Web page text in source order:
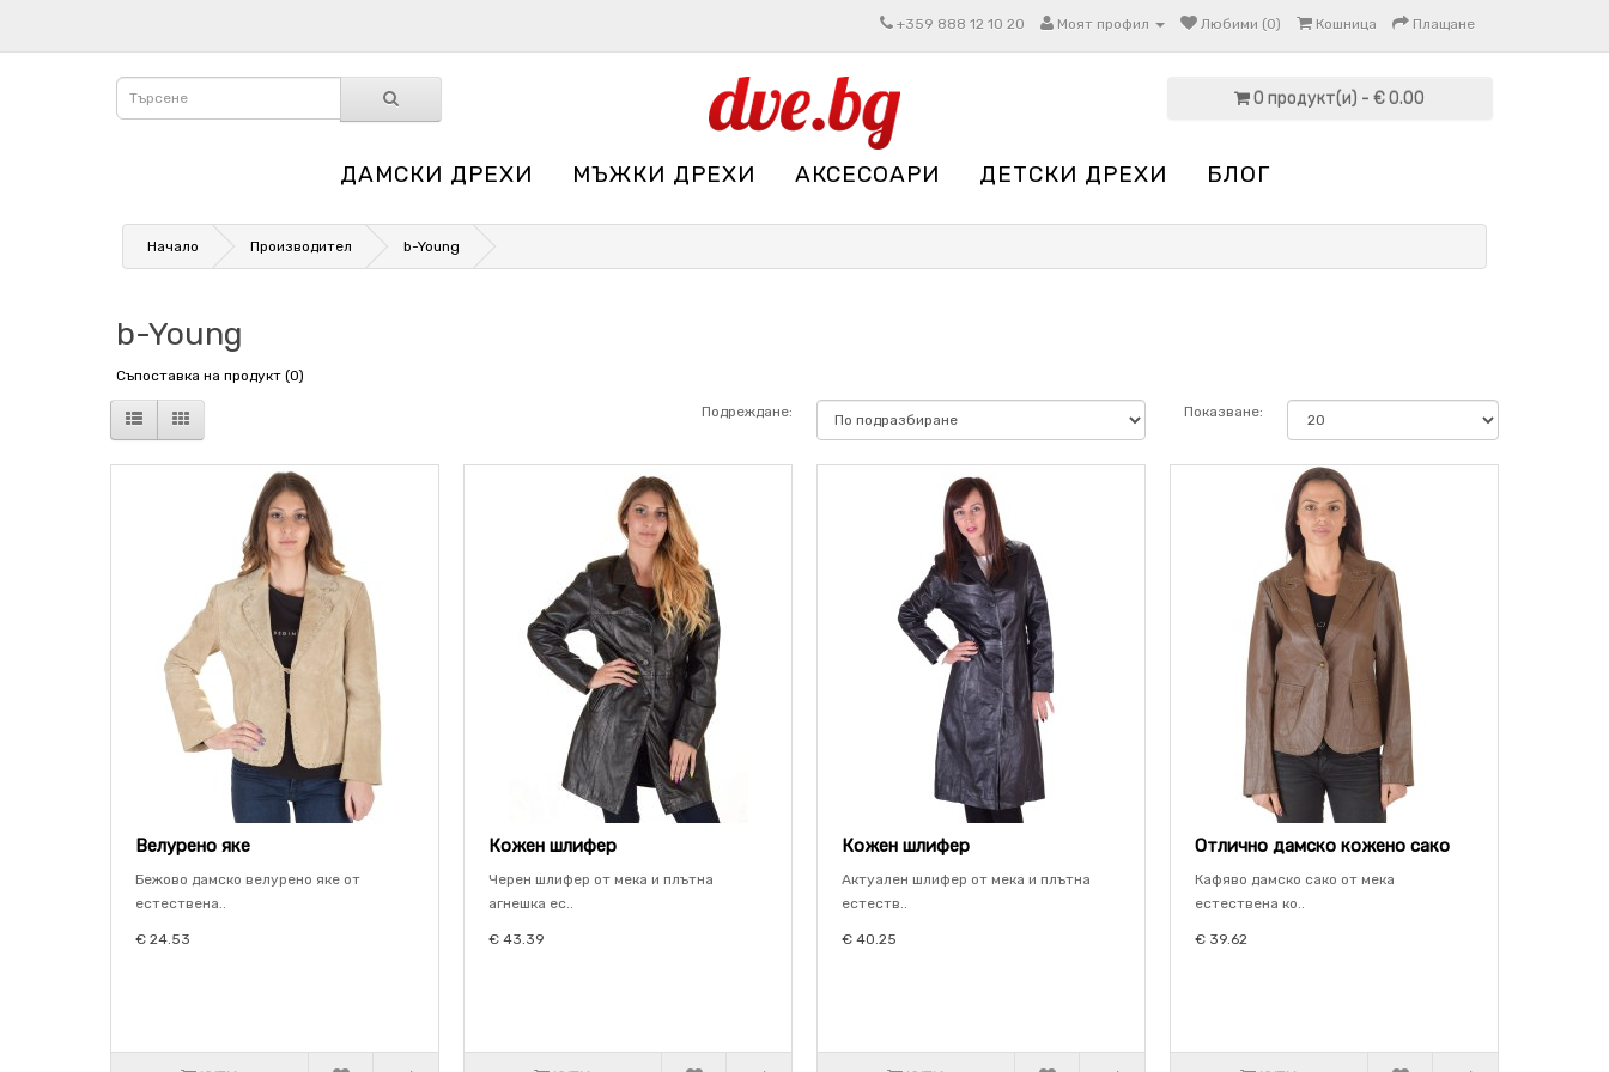
+359 888 12 10 20 Моят профил Любими (0) Кошница Плащане
0 продукт(и) - € 0.00
ДАМСКИ ДРЕХИ МЪЖКИ ДРЕХИ АКСЕСОАРИ ДЕТСКИ ДРЕХИ БЛОГ
Начало Производител b-Young
b-Young
Съпоставка на продукт (0)
Подреждане: Показване:
Велурено яке
Бежово дамско велурено яке от
естествена..
€ 24.53
Кожен шлифер
Черен шлифер от мека и плътна
агнешка ес..
€ 43.39
Кожен шлифер
Актуален шлифер от мека и плътна
естеств..
€ 40.25
Отлично дамско кожено сако
Кафяво дамско сако от мека
естествена ко..
€ 39.62